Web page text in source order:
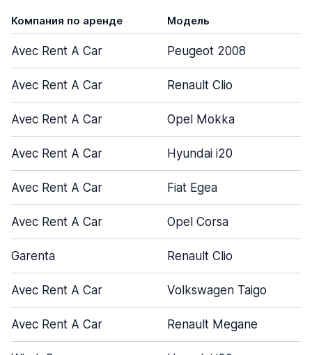
Компания по аренде Модель
Avec Rent A Car Peugeot 2008
Avec Rent A Car Renault Clio
Avec Rent A Car Opel Mokka
Avec Rent A Car Hyundai i20
Avec Rent A Car Fiat Egea
Avec Rent A Car Opel Corsa
Garenta Renault Clio
Avec Rent A Car Volkswagen Taigo
Avec Rent A Car Renault Megane